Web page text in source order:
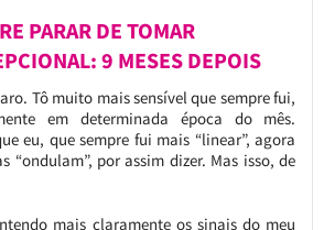
PARAR DE TOMAR
9 MESES DEPOIS
Tô muito mais sensível que sempre fui,
em determinada época do mês.
eu, que sempre fui mais “linear”, agora
“ondulam”, por assim dizer. Mas isso, de
mais claramente os sinais do meu